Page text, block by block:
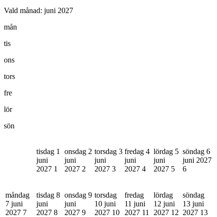
Vald månad: juni 2027
mån
tis
ons
tors
fre
lör
sön
tisdag 1
juni
2027 1
onsdag 2
juni
2027 2
torsdag 3
juni
2027 3
fredag 4
juni
2027 4
lördag 5
juni
2027 5
söndag 6
juni 2027
6
måndag
7 juni
2027 7
tisdag 8
juni
2027 8
onsdag 9
juni
2027 9
torsdag
10 juni
2027 10
fredag
11 juni
2027 11
lördag
12 juni
2027 12
söndag
13 juni
2027 13